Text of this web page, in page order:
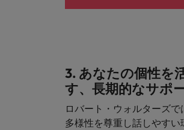
3. あなたの個性を
す、長期的なサポ
ロバート・ウォルターズで
多様性を尊重し話しやすい